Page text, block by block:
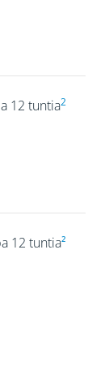
12 tuntia2
12 tuntia²